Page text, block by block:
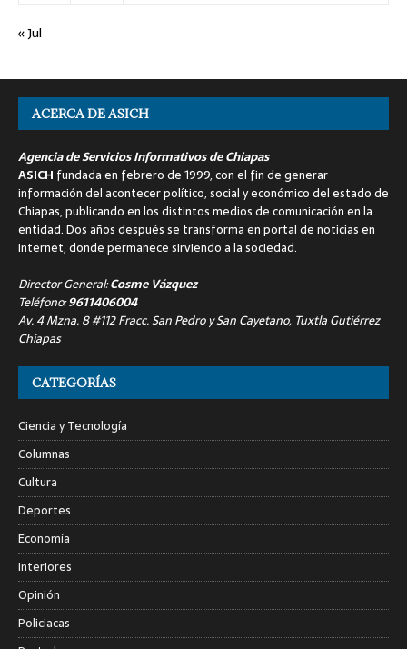
« Jul
ACERCA DE ASICH
Agencia de Servicios Informativos de Chiapas
ASICH fundada en febrero de 1999, con el fin de generar
información del acontecer político, social y económico del estado de
Chiapas, publicando en los distintos medios de comunicación en la
entidad. Dos años después se transforma en portal de noticias en
internet, donde permanece sirviendo a la sociedad.
Director General:Cosme Vázquez
Teléfono:9611406004
Av. 4 Mzna. 8 #112 Fracc. San Pedro y San Cayetano, Tuxtla Gutiérrez
Chiapas
CATEGORÍAS
Ciencia y Tecnología
Columnas
Cultura
Deportes
Economía
Interiores
Opinión
Policiacas